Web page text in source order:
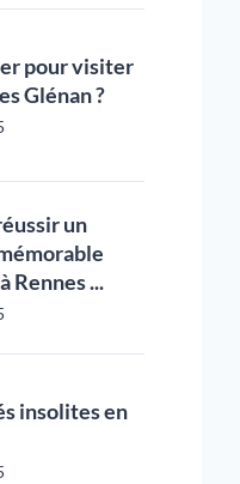
pour visiter
Glénan ?
un
Rennes ...
insolites en